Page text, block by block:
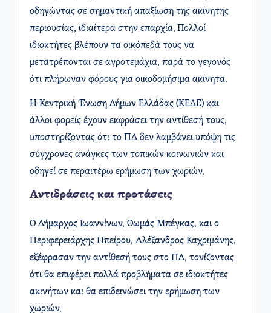
οδηγώντας σε σημαντική απαξίωση της ακίνητης
περιουσίας, ιδιαίτερα στην επαρχία. Πολλοί
ιδιοκτήτες βλέπουν τα οικόπεδά τους να
μετατρέπονται σε αγροτεμάχια, παρά το γεγονός
ότι πλήρωναν φόρους για οικοδομήσιμα ακίνητα. ​
Η Κεντρική Ένωση Δήμων Ελλάδας (ΚΕΔΕ) και
άλλοι φορείς έχουν εκφράσει την αντίθεσή τους,
υποστηρίζοντας ότι το ΠΔ δεν λαμβάνει υπόψη τις
σύγχρονες ανάγκες των τοπικών κοινωνιών και
οδηγεί σε περαιτέρω ερήμωση των χωριών.
Αντιδράσεις και προτάσεις
Ο Δήμαρχος Ιωαννίνων, Θωμάς Μπέγκας, και ο
Περιφερειάρχης Ηπείρου, Αλέξανδρος Καχριμάνης,
εξέφρασαν την αντίθεσή τους στο ΠΔ, τονίζοντας
ότι θα επιφέρει πολλά προβλήματα σε ιδιοκτήτες
ακινήτων και θα επιδεινώσει την ερήμωση των
χωριών.